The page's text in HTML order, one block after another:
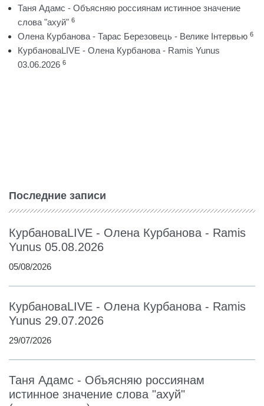
Таня Адамс - Объясняю россиянам истинное значение
слова "ахуй" 6
Олена Курбанова - Тарас Березовець - Велике Інтервью 6
КурбановаLIVE - Олена Курбанова - Ramis Yunus
03.06.2026 6
Последние записи
КурбановаLIVE - Олена Курбанова - Ramis
Yunus 05.08.2026
05/08/2026
КурбановаLIVE - Олена Курбанова - Ramis
Yunus 29.07.2026
29/07/2026
Таня Адамс - Объясняю россиянам
истинное значение слова "ахуй"